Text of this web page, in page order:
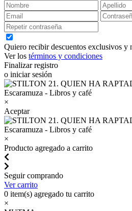
Quiero recibir descuentos exclusivos y
Ver los términos y condiciones
Finalizar registro
o iniciar sesión
×
Aceptar
×
Producto agregado a carrito
Seguir comprando
Ver carrito
0 item(s) agregado tu carrito
×